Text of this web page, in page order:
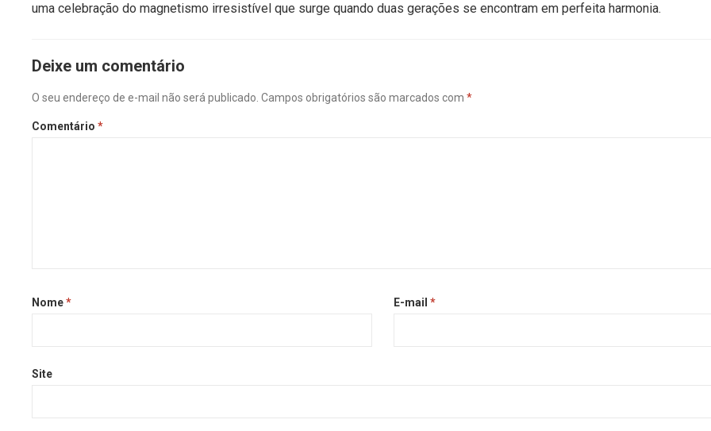
uma celebração do magnetismo irresistível que surge quando duas gerações se encontram em perfeita harmonia.
Deixe um comentário
O seu endereço de e-mail não será publicado. Campos obrigatórios são marcados com*
Comentário*
Nome* E-mail *
Site